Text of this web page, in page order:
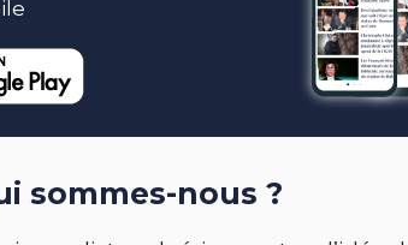
sommes-nous ?